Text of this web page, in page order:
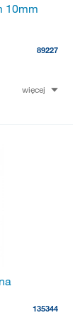
10mm
89227
więcej
135344